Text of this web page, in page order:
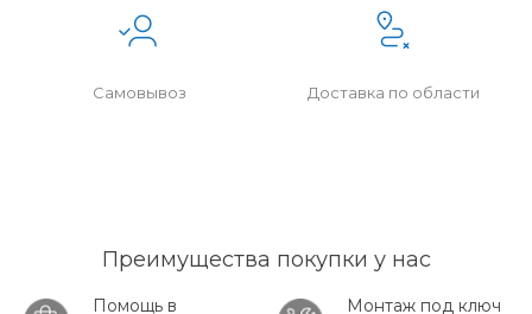
Самовывоз Доставка по области
Преимущества покупки у нас
Помощь в
Монтаж под ключ